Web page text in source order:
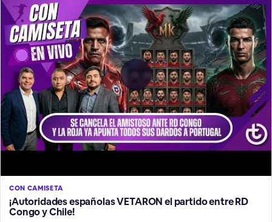
CON CAMISETA
¡Autoridades españolas VETARON el partido entre RD
Congo y Chile!